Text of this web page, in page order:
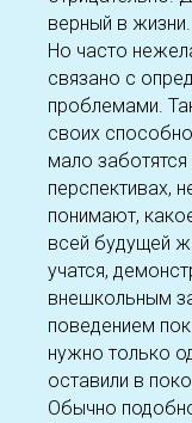
верный в жизни.
Но часто
связано с
проблемами.
своих
мало
перспективах,
понимают,
всей будущей
учатся,
внешкольным
поведением
нужно только
оставили в
Обычно